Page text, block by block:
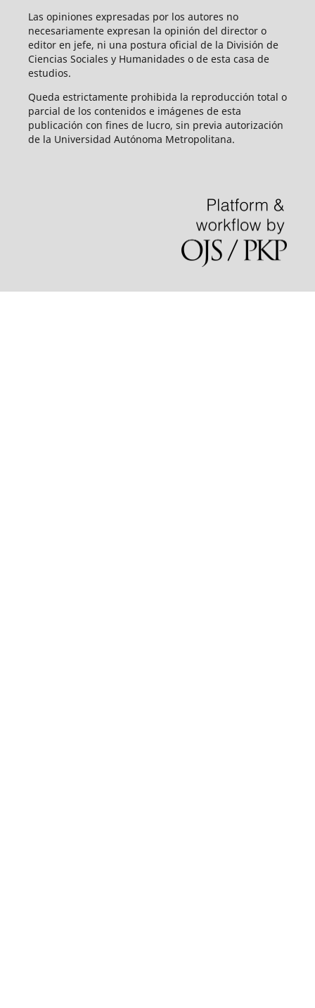
Las opiniones expresadas por los autores no
necesariamente expresan la opinión del director o
editor en jefe, ni una postura oficial de la División de
Ciencias Sociales y Humanidades o de esta casa de
estudios.
Queda estrictamente prohibida la reproducción total o
parcial de los contenidos e imágenes de esta
publicación con fines de lucro, sin previa autorización
de la Universidad Autónoma Metropolitana.